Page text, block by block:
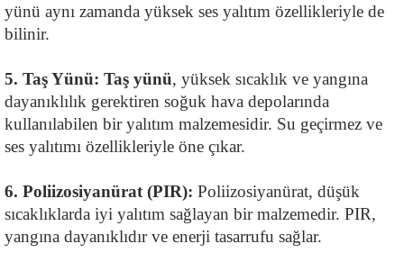
yünü aynı zamanda yüksek ses yalıtım özellikleriyle de
bilinir.
5. Taş Yünü: Taş yünü, yüksek sıcaklık ve yangına
dayanıklılık gerektiren soğuk hava depolarında
kullanılabilen bir yalıtım malzemesidir. Su geçirmez ve
ses yalıtımı özellikleriyle öne çıkar.
6. Poliizosiyanürat (PIR): Poliizosiyanürat, düşük
sıcaklıklarda iyi yalıtım sağlayan bir malzemedir. PIR,
yangına dayanıklıdır ve enerji tasarrufu sağlar.